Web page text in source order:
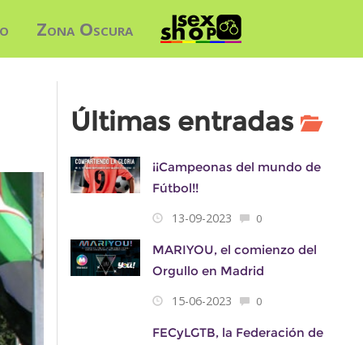
Zona Oscura
Últimas entradas
¡¡Campeonas del mundo de
Fútbol!!
13-09-2023
0
MARIYOU, el comienzo del
Orgullo en Madrid
15-06-2023
0
FECyLGTB, la Federación de